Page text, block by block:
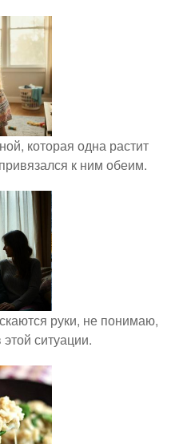
которая одна растит
к ним обеим.
руки, не понимаю,
ситуации.